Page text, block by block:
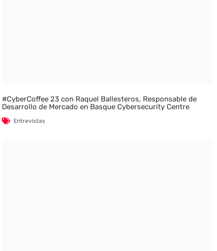
#CyberCoffee 23 con Raquel Ballesteros, Responsable de
Desarrollo de Mercado en Basque Cybersecurity Centre
Entrevistas